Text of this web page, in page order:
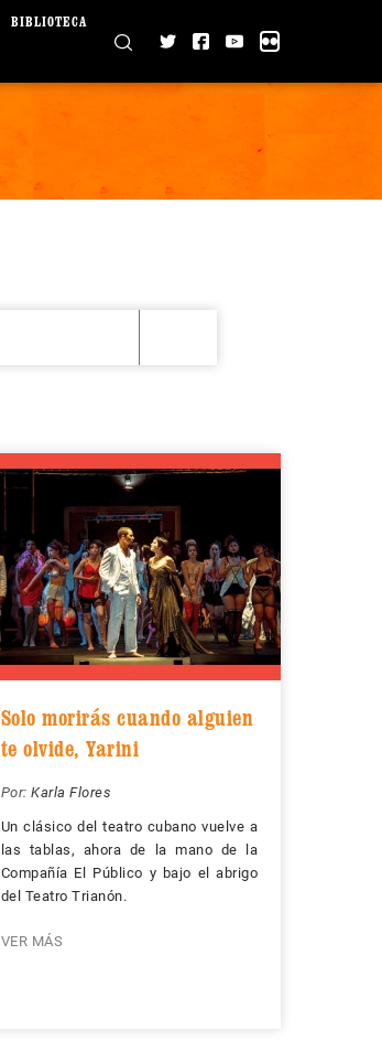
BIBLIOTECA
Solo morirás cuando alguien
te olvide, Yarini
Por: Karla Flores
Un clásico del teatro cubano vuelve a
las tablas, ahora de la mano de la
Compañía El Público y bajo el abrigo
del Teatro Trianón.
VER MÁS